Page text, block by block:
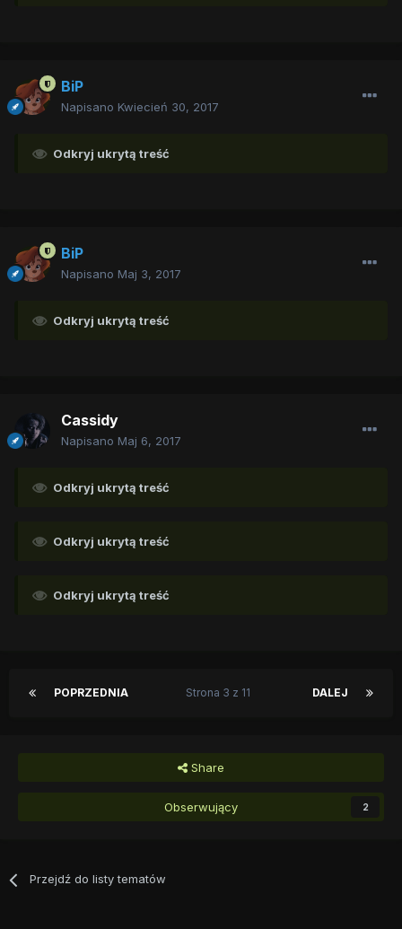
BiP
Napisano Kwiecień 30, 2017
Odkryj ukrytą treść
BiP
Napisano Maj 3, 2017
Odkryj ukrytą treść
Cassidy
Napisano Maj 6, 2017
Odkryj ukrytą treść
Odkryj ukrytą treść
Odkryj ukrytą treść
POPRZEDNIA DALEJ
Strona 3 z 11
Share
Obserwujący 2
Przejdź do listy tematów